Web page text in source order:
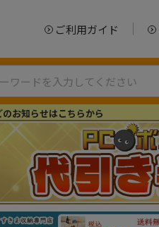
ご利用ガイド
お知らせはこちらから